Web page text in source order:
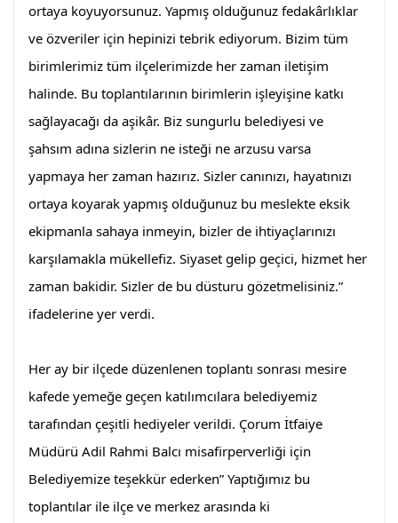
ortaya koyuyorsunuz. Yapmış olduğunuz fedakârlıklar
ve özveriler için hepinizi tebrik ediyorum. Bizim tüm
birimlerimiz tüm ilçelerimizde her zaman iletişim
halinde. Bu toplantılarının birimlerin işleyişine katkı
sağlayacağı da aşikâr. Biz sungurlu belediyesi ve
şahsım adına sizlerin ne isteği ne arzusu varsa
yapmaya her zaman hazırız. Sizler canınızı, hayatınızı
ortaya koyarak yapmış olduğunuz bu meslekte eksik
ekipmanla sahaya inmeyin, bizler de ihtiyaçlarınızı
karşılamakla mükellefiz. Siyaset gelip geçici, hizmet her
zaman bakidir. Sizler de bu düsturu gözetmelisiniz.”
ifadelerine yer verdi.
Her ay bir ilçede düzenlenen toplantı sonrası mesire
kafede yemeğe geçen katılımcılara belediyemiz
tarafından çeşitli hediyeler verildi. Çorum İtfaiye
Müdürü Adil Rahmi Balcı misafirperverliği için
Belediyemize teşekkür ederken” Yaptığımız bu
toplantılar ile ilçe ve merkez arasında ki